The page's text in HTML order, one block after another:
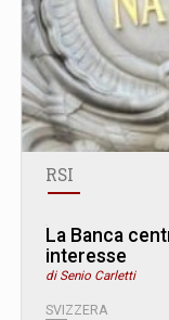
RSI
La Banca
interesse
di Senio Carletti
SVIZZERA